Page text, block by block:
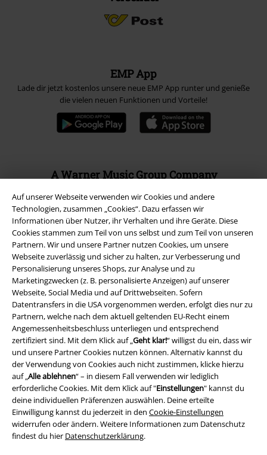
Auf unserer Webseite verwenden wir Cookies und andere
Technologien, zusammen „Cookies“. Dazu erfassen wir
Informationen über Nutzer, ihr Verhalten und ihre Geräte. Diese
Cookies stammen zum Teil von uns selbst und zum Teil von unseren
Partnern. Wir und unsere Partner nutzen Cookies, um unsere
Webseite zuverlässig und sicher zu halten, zur Verbesserung und
Personalisierung unseres Shops, zur Analyse und zu
Marketingzwecken (z. B. personalisierte Anzeigen) auf unserer
Webseite, Social Media und auf Drittwebseiten. Sofern
Datentransfers in die USA vorgenommen werden, erfolgt dies nur zu
Partnern, welche nach dem aktuell geltenden EU-Recht einem
Angemessenheitsbeschluss unterliegen und entsprechend
zertifiziert sind. Mit dem Klick auf „ Geht klar!“ willigst du ein, dass wir
und unsere Partner Cookies nutzen können. Alternativ kannst du
der Verwendung von Cookies auch nicht zustimmen, klicke hierzu
auf „ Alle ablehnen“ – in diesem Fall verwenden wir lediglich
erforderliche Cookies. Mit dem Klick auf "Einstellungen" kannst du
deine individuellen Präferenzen auswählen. Deine erteilte
Einwilligung kannst du jederzeit in den Cookie-Einstellungen
widerrufen oder ändern. Weitere Informationen zum Datenschutz
findest du hier Datenschutzerklärung.
EMP App
Lade dir jetzt kostenlos unsere neue EMP App runter und genieße
die vielen neuen Funktionen und Vorteile!
A Warner Music Group Company
Rechtliches
AGB
Impressum
Datenschutz